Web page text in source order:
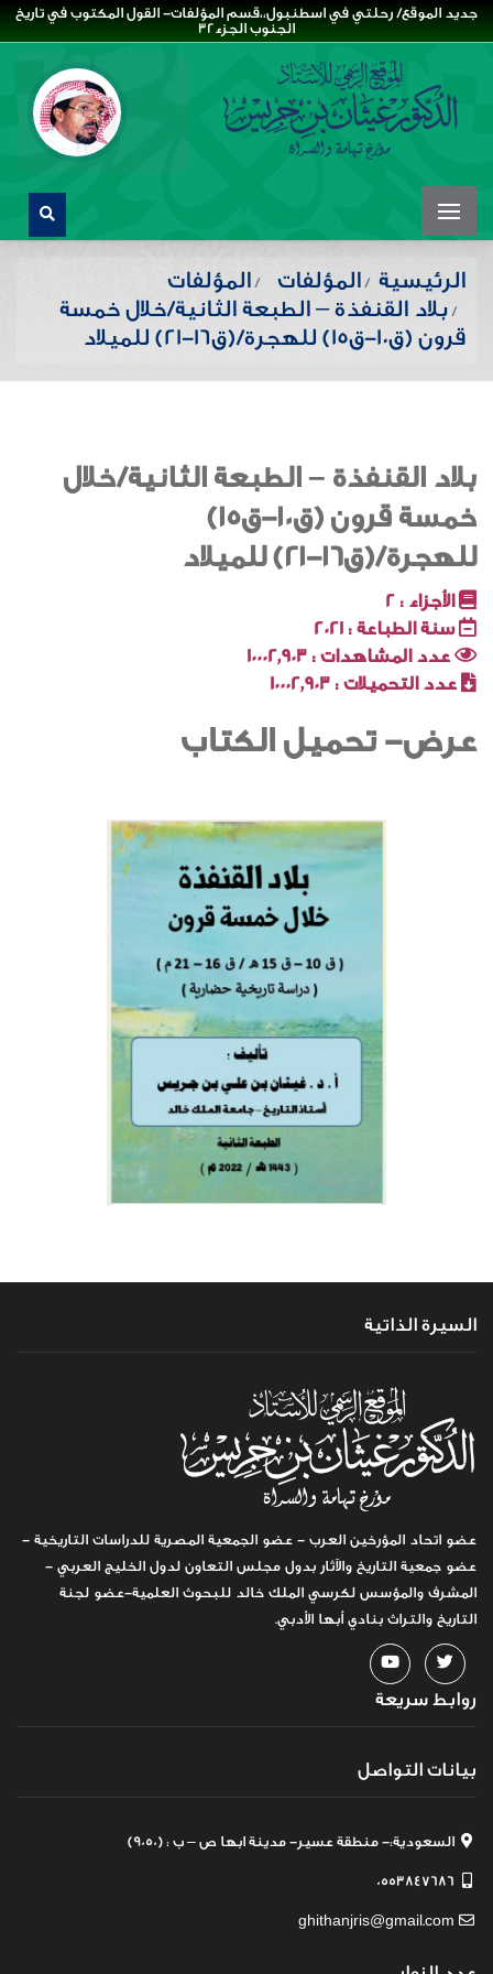
جديد الموقع/ رحلتي في اسطنبول،،قسم المؤلفات- القول المكتوب في تاريخ
الجنوب الجزء32
الرئيسية المؤلفات
المؤلفات
بلاد القنفذة – الطبعة الثانية/خلال خمسة
قرون (ق١٠-ق١٥) للهجرة/(ق١٦-٢١) للميلاد
بلاد القنفذة – الطبعة الثانية/خلال
خمسة قرون (ق١٠-ق١٥)
للهجرة/(ق١٦-٢١) للميلاد
الأجزاء : 2
سنة الطباعة : 2021
عدد المشاهدات : 10002٬903
عدد التحميلات : 10002٬903
عرض- تحميل الكتاب
السيرة الذاتية
عضو اتحاد المؤرخين العرب - عضو الجمعية المصرية للدراسات التاريخية -
عضو جمعية التاريخ والآثار بدول مجلس التعاون لدول الخليج العربي -
المشرف والمؤسس لكرسي الملك خالد للبحوث العلمية-عضو لجنة
التاريخ والتراث بنادي أبها الأدبي.
روابط سريعة
بيانات التواصل
السعودية:- منطقة عسير- مدينة ابها ص – ب : (9050)
0553847686
ghithanjris@gmail.com